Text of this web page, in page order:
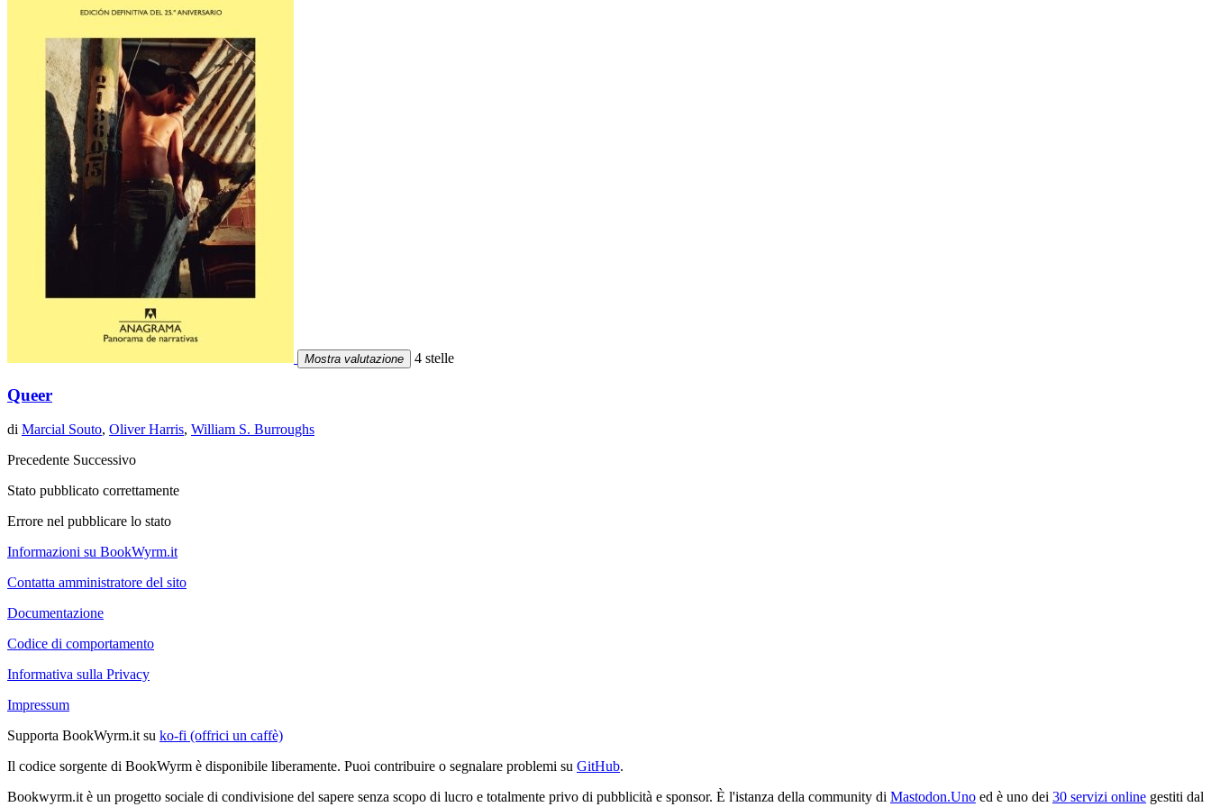
Mostra valutazione 4 stelle
Queer
di Marcial Souto, Oliver Harris, William S. Burroughs
Precedente Successivo
Stato pubblicato correttamente
Errore nel pubblicare lo stato
Informazioni su BookWyrm.it
Contatta amministratore del sito
Documentazione
Codice di comportamento
Informativa sulla Privacy
Impressum
Supporta BookWyrm.it su ko-fi (offrici un caffè)
Il codice sorgente di BookWyrm è disponibile liberamente. Puoi contribuire o segnalare problemi su GitHub.
Bookwyrm.it è un progetto sociale di condivisione del sapere senza scopo di lucro e totalmente privo di pubblicità e sponsor. È l'istanza della community di Mastodon.Uno ed è uno dei 30 servizi online gestiti dal